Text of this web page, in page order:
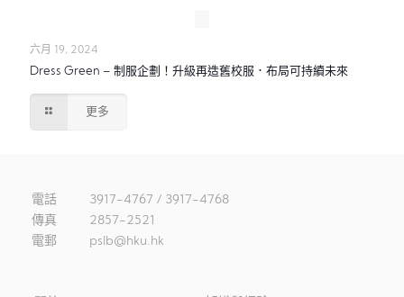
六月 19, 2024
Dress Green – 制服企劃！升級再造舊校服．布局可持續未來
更多
電話
3917-4767 / 3917-4768
傳真
2857-2521
電郵
pslb@hku.hk